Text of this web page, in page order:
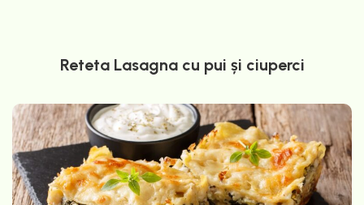
Reteta Lasagna cu pui și ciuperci